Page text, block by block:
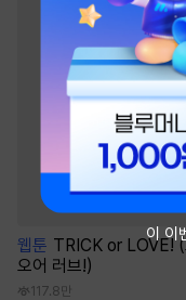
웹툰 TRICK or LOVE!
오어 러브!)
117.8만
이 이